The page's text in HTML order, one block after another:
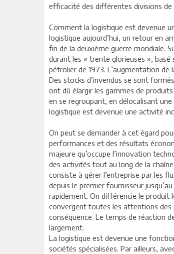
efficacité des différentes divisions
Comment la logistique est devenue
logistique aujourd’hui, un retour en
fin de la deuxième guerre mondiale.
durant les « trente glorieuses »,
pétrolier de 1973. L’augmentation
Des stocks d’invendus se sont
ont dû élargir les gammes de
en se regroupant, en délocalisant
logistique est devenue une activité
On peut se demander à cet égard
performances et des résultats
majeure qu’occupe l’innovation
des activités tout au long de la
consiste à gérer l’entreprise par les
depuis le premier fournisseur
rapidement. On différencie le produit
convergent toutes les attentions des
conséquence. Le temps de réaction
largement.
La logistique est devenue une
sociétés spécialisées. Par ailleurs,